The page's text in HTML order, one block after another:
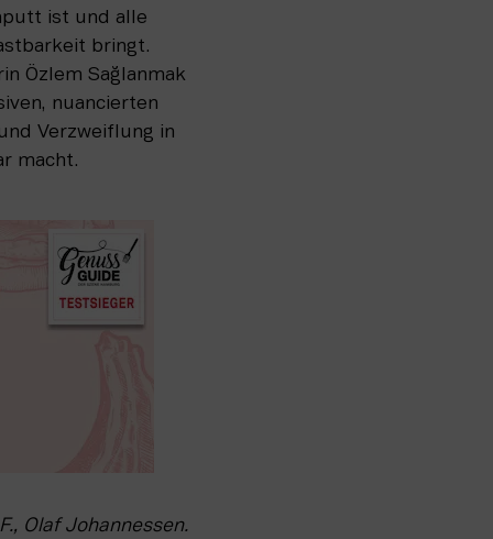
ist und alle
bringt.
Özlem Sağlanmak
nuancierten
Verzweiflung in
macht.
Olaf Johannessen.